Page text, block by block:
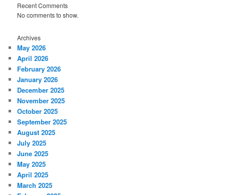
Recent Comments
No comments to show.
Archives
May 2026
April 2026
February 2026
January 2026
December 2025
November 2025
October 2025
September 2025
August 2025
July 2025
June 2025
May 2025
April 2025
March 2025